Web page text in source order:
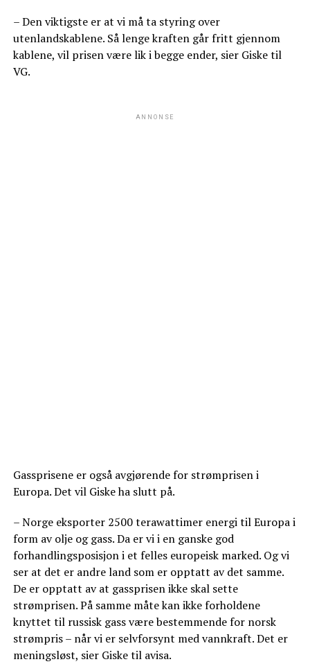
– Den viktigste er at vi må ta styring over
utenlandskablene. Så lenge kraften går fritt gjennom
kablene, vil prisen være lik i begge ender, sier Giske til
VG.
ANNONSE
Gassprisene er også avgjørende for strømprisen i
Europa. Det vil Giske ha slutt på.
– Norge eksporter 2500 terawattimer energi til Europa i
form av olje og gass. Da er vi i en ganske god
forhandlingsposisjon i et felles europeisk marked. Og vi
ser at det er andre land som er opptatt av det samme.
De er opptatt av at gassprisen ikke skal sette
strømprisen. På samme måte kan ikke forholdene
knyttet til russisk gass være bestemmende for norsk
strømpris – når vi er selvforsynt med vannkraft. Det er
meningsløst, sier Giske til avisa.